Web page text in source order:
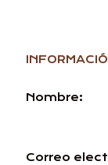
Nombre:
Correo